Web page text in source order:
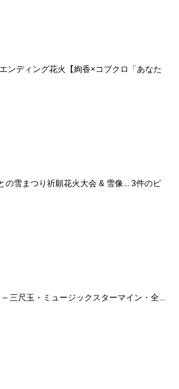
ンディング花火【絢香×コブクロ「あなた
の雪まつり祈願花火大会 & 雪像... 3件のビ
三尺玉・ミュージックスターマイン・全...